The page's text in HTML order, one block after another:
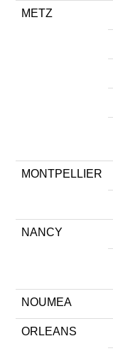
METZ
MONTPELLIER
NANCY
NOUMEA
ORLEANS